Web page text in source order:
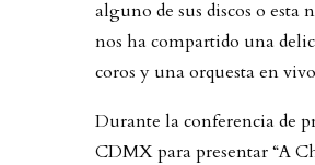
alguno de sus discos o esta
nos ha compartido una
coros y una orquesta en
Durante la conferencia de
CDMX para presentar “A